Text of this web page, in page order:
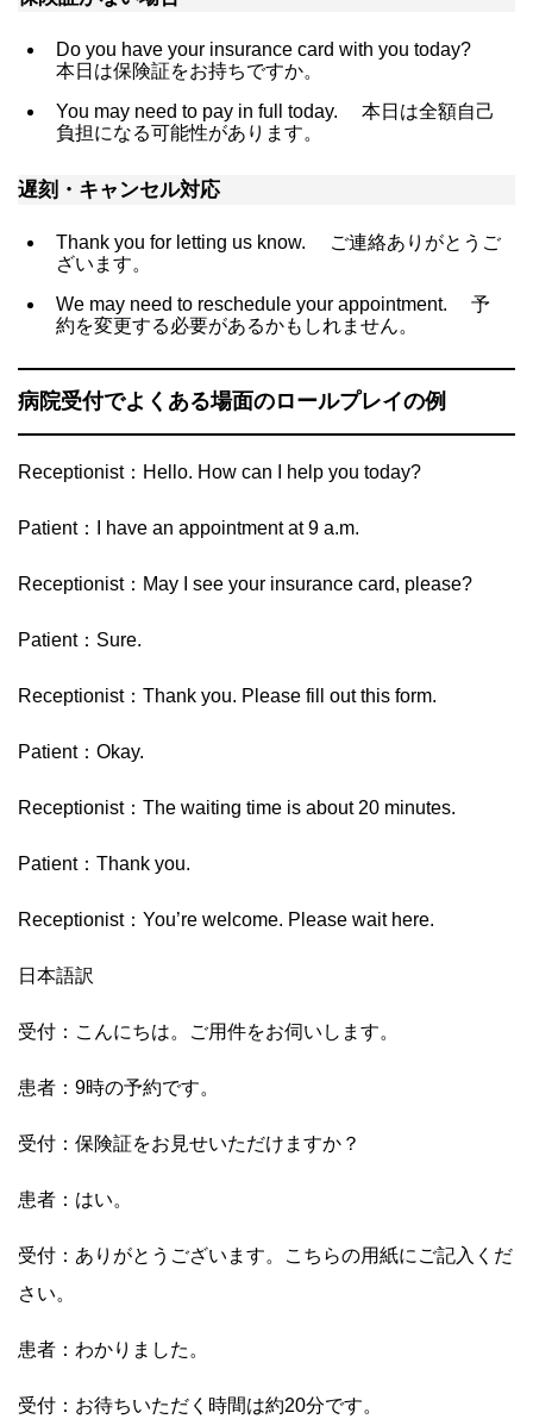
Do you have your insurance card with you today?
本日は保険証をお持ちですか。
You may need to pay in full today.
本日は全額自己
負担になる可能性があります。
遅刻・キャンセル対応
Thank you for letting us know.
ご連絡ありがとうご
ざいます。
We may need to reschedule your appointment.
予
約を変更する必要があるかもしれません。
病院受付でよくある場面のロールプレイの例
Receptionist：Hello. How can I help you today?
Patient：I have an appointment at 9 a.m.
Receptionist：May I see your insurance card, please?
Patient：Sure.
Receptionist：Thank you. Please fill out this form.
Patient：Okay.
Receptionist：The waiting time is about 20 minutes.
Patient：Thank you.
Receptionist：You’re welcome. Please wait here.
日本語訳
受付：こんにちは。ご用件をお伺いします。
患者：9時の予約です。
受付：保険証をお見せいただけますか？
患者：はい。
受付：ありがとうございます。こちらの用紙にご記入くだ
さい。
患者：わかりました。
受付：お待ちいただく時間は約20分です。